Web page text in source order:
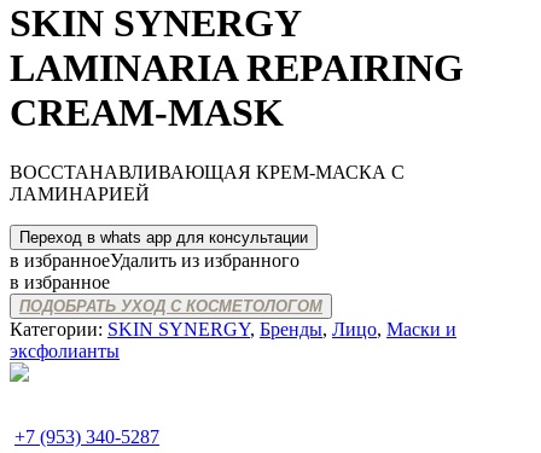
SKIN SYNERGY
LAMINARIA REPAIRING
CREAM-MASK
ВОССТАНАВЛИВАЮЩАЯ КРЕМ-МАСКА С
ЛАМИНАРИЕЙ
Переход в whats app для консультации
в избранноеУдалить из избранного
в избранное
ПОДОБРАТЬ УХОД С КОСМЕТОЛОГОМ
Категории: SKIN SYNERGY, Бренды, Лицо, Маски и
эксфолианты
+7 (953) 340-5287